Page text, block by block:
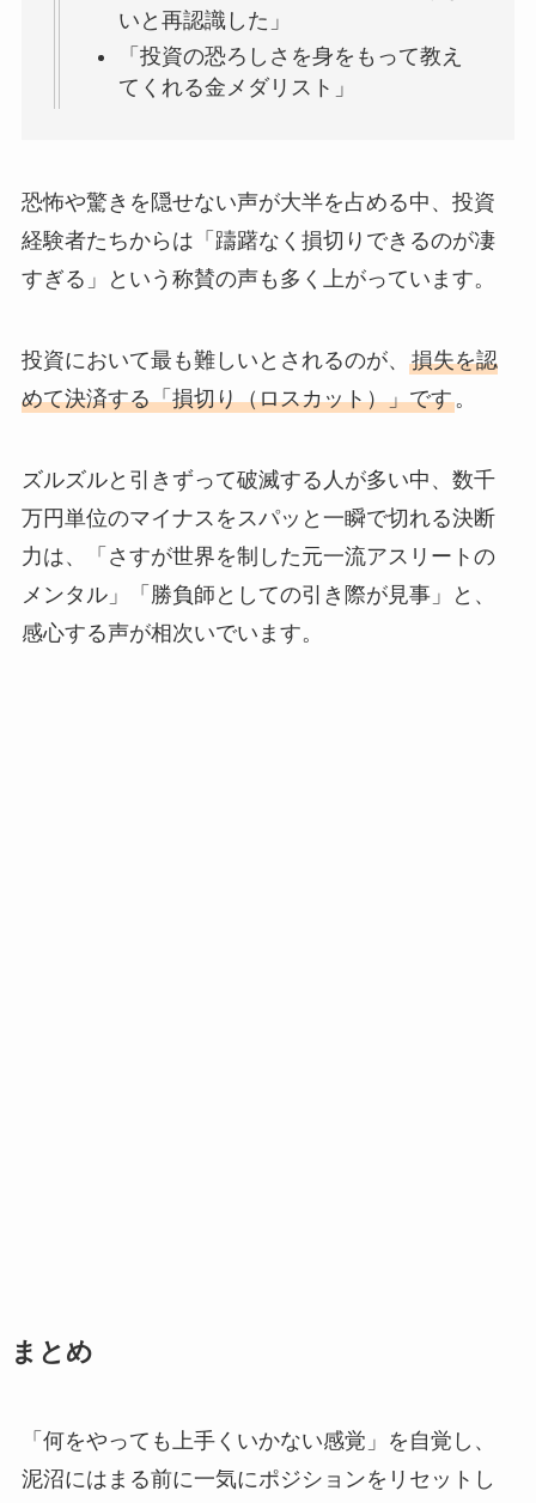
いと再認識した」
「投資の恐ろしさを身をもって教え
てくれる金メダリスト」
恐怖や驚きを隠せない声が大半を占める中、投資
経験者たちからは「躊躇なく損切りできるのが凄
すぎる」という称賛の声も多く上がっています。
投資において最も難しいとされるのが、 損失を認
めて決済する「損切り（ロスカット）」です。
ズルズルと引きずって破滅する人が多い中、数千
万円単位のマイナスをスパッと一瞬で切れる決断
力は、「さすが世界を制した元一流アスリートの
メンタル」「勝負師としての引き際が見事」と、
感心する声が相次いでいます。
まとめ
「何をやっても上手くいかない感覚」を自覚し、
泥沼にはまる前に一気にポジションをリセットし